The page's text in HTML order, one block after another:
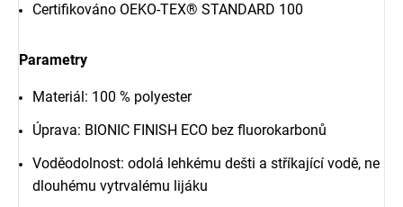
Certifikováno OEKO-TEX® STANDARD 100
Parametry
Materiál: 100 % polyester
Úprava: BIONIC FINISH ECO bez fluorokarbonů
Voděodolnost: odolá lehkému dešti a stříkající vodě, ne
dlouhému vytrvalému lijáku